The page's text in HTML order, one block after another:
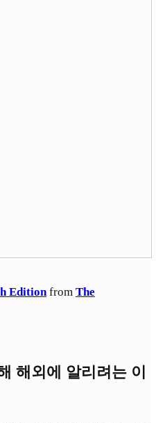
Edition from The
해외에 알리려는 이